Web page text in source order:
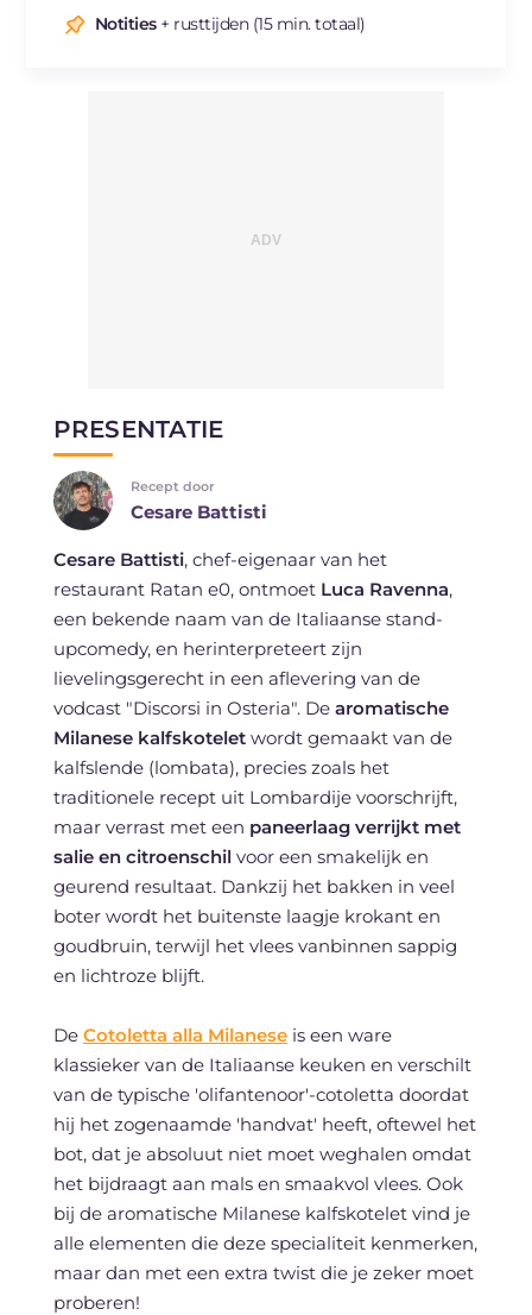
Notities+ rusttijden (15 min. totaal)
PRESENTATIE
Recept door
Cesare Battisti
Cesare Battisti, chef-eigenaar van het
restaurant Ratan e0, ontmoet Luca Ravenna,
een bekende naam van de Italiaanse stand-
upcomedy, en herinterpreteert zijn
lievelingsgerecht in een aflevering van de
vodcast "Discorsi in Osteria". De aromatische
Milanese kalfskoteletwordt gemaakt van de
kalfslende (lombata), precies zoals het
traditionele recept uit Lombardije voorschrijft,
maar verrast met een paneerlaag verrijkt met
salie en citroenschilvoor een smakelijk en
geurend resultaat. Dankzij het bakken in veel
boter wordt het buitenste laagje krokant en
goudbruin, terwijl het vlees vanbinnen sappig
en lichtroze blijft.
De Cotoletta alla Milaneseis een ware
klassieker van de Italiaanse keuken en verschilt
van de typische 'olifantenoor'-cotoletta doordat
hij het zogenaamde 'handvat' heeft, oftewel het
bot, dat je absoluut niet moet weghalen omdat
het bijdraagt aan mals en smaakvol vlees. Ook
bij de aromatische Milanese kalfskotelet vind je
alle elementen die deze specialiteit kenmerken,
maar dan met een extra twist die je zeker moet
proberen!